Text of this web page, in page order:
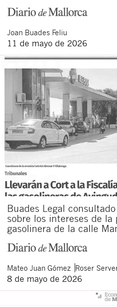
Joan Buades Feliu
11 de mayo de 2026
Buades Legal
sobre los intereses de la
gasolinera de la calle
Mateo Juan Gómez Roser
8 de mayo de 2026